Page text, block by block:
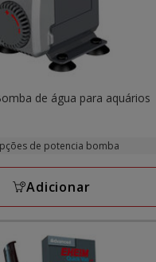
de água para aquários
de potencia bomba
Adicionar